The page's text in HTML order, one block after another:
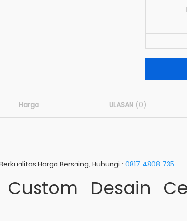
Harga ULASAN (0)
Harga Bersaing, Hubungi : 0817 4808 735
Custom Desain